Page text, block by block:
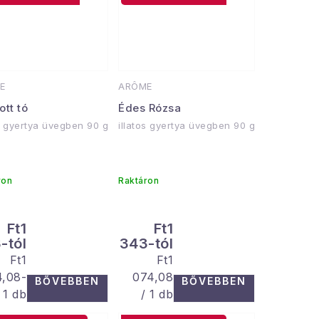
tó
gyertya üvegben 90 g
Ft1
tól
Egységár:
Ft1
db
BŐVEBBEN
ARÔME
Édes Rózsa
illatos gyertya üvegben 90 g
Raktáron
Ft1
343-tól
Egységár:
Ft1
074,08
/ 1 db
BŐVEBBEN